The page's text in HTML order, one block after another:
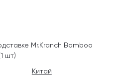
Mr.Kranch Bamboo
шт)
Китай